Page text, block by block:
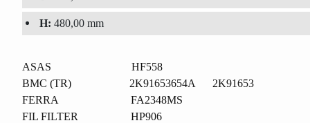
H: 480,00 mm
ASAS HF558
BMC (TR) 2K91653654A 2K91653
FERRA FA2348MS
FIL FILTER HP906